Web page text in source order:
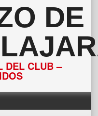
DE
DEL CLUB –